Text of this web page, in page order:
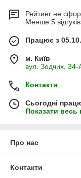
Рейтинг не
Менше 5
Працює з
м. Київ
вул. Зодчих, 34-
Контакти
Сьогодні
Показати весь
Про нас
Контакти